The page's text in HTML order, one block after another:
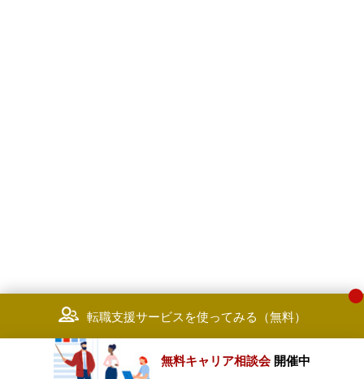
転職支援サービスを使ってみる（無料）
無料キャリア相談会 開催中